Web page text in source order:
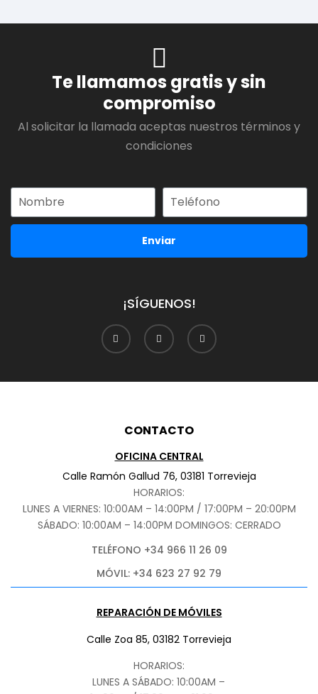
Te llamamos gratis y sin
compromiso
Al solicitar la llamada aceptas nuestros términos y
condiciones
Enviar
¡SÍGUENOS!
CONTACTO
OFICINA CENTRAL
Calle Ramón Gallud 76, 03181 Torrevieja
HORARIOS:
LUNES A VIERNES: 10:00AM – 14:00PM / 17:00PM – 20:00PM
SÁBADO: 10:00AM – 14:00PM DOMINGOS: CERRADO
TELÉFONO +34 966 11 26 09
MÓVIL: +34 623 27 92 79
REPARACIÓN DE MÓVILES
Calle Zoa 85, 03182 Torrevieja
HORARIOS:
LUNES A SÁBADO: 10:00AM –